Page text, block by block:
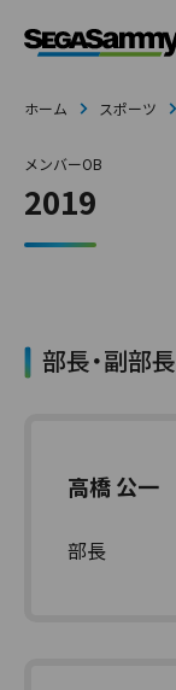
ホーム スポーツ
メンバーOB
2019
部長・副部長
高橋 公一
部長